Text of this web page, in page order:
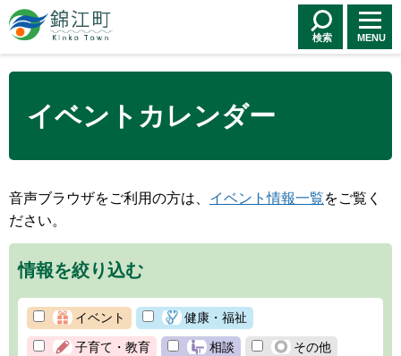
錦江町 Kinko
Town
検索 MENU
イベントカレンダー
音声ブラウザをご利用の方は、 イベント情報一覧をご覧く
ださい。
情報を絞り込む
イベント 健康・福祉
子育て・教育 相談 その他